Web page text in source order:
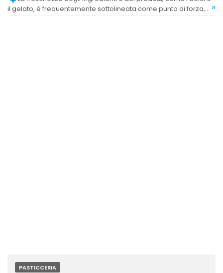
il gelato, è frequentemente sottolineata come punto di forza,
»
PASTICCERIA